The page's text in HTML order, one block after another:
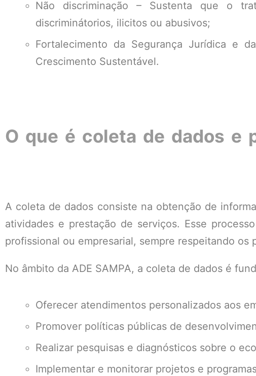
Não discriminação – Sustenta que o
discriminátorios, ilicitos ou abusivos;
Fortalecimento da Segurança Jurídica e
Crescimento Sustentável.
O que é coleta de dados e
A coleta de dados consiste na obtenção de
atividades e prestação de serviços. Esse
profissional ou empresarial, sempre respeitando os
No âmbito da ADE SAMPA, a coleta de dados é
Oferecer atendimentos personalizados aos
Promover políticas públicas de
Realizar pesquisas e diagnósticos sobre o
Implementar e monitorar projetos e